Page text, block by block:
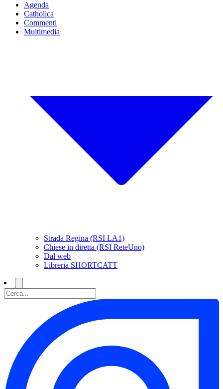
Agenda
Catholica
Commenti
Multimedia
Strada Regina (RSI LA1)
Chiese in diretta (RSI ReteUno)
Dal web
Libreria SHORTCATT